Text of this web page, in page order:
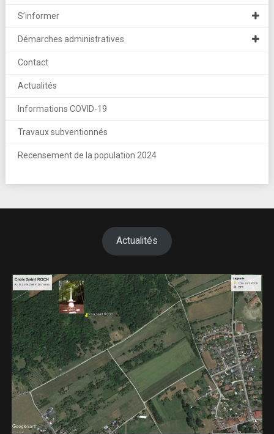
S’informer
Démarches administratives
Contact
Actualités
Informations COVID-19
Travaux subventionnés
Recensement de la population 2024
Actualités